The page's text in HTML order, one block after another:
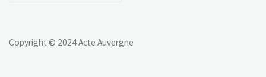
Copyright © 2024 Acte Auvergne